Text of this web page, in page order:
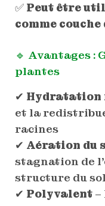
✅ Peut être
comme
🔹 Avantages :
plantes
✔ Hydratation
et la
racines
✔ Aération du
stagnation de
structure du sol
✔ Polyvalent–